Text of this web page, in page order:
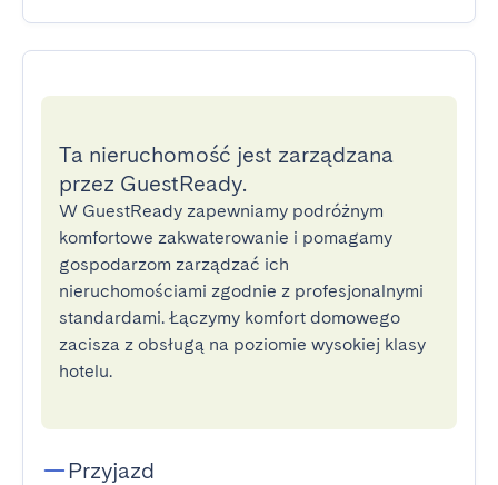
Ta nieruchomość jest zarządzana
przez GuestReady.
W GuestReady zapewniamy podróżnym
komfortowe zakwaterowanie i pomagamy
gospodarzom zarządzać ich
nieruchomościami zgodnie z profesjonalnymi
standardami. Łączymy komfort domowego
zacisza z obsługą na poziomie wysokiej klasy
hotelu.
Przyjazd